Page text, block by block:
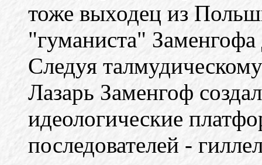
тоже выходец из
"гуманиста"
Следуя
Лазарь Заменгоф
идеологические
последователей -